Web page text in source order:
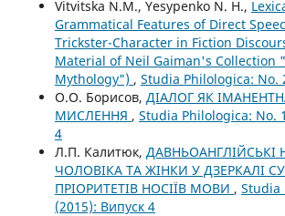
Vitvitska N.M., Yesypenko N. H.,
Grammatical Features of Direct
Trickster-Character in Fiction
Material of Neil Gaiman's Collection
Mythology") , Studia Philologica: No.
О.О. Борисов, ДІАЛОГ ЯК
МИСЛЕННЯ , Studia Philologica: No.
4
Л.П. Калитюк, ДАВНЬОАНГЛІЙСЬКІ
ЧОЛОВІКА ТА ЖІНКИ У ДЗЕРКАЛІ
ПРІОРИТЕТІВ НОСІЇВ МОВИ , Studia
(2015): Випуск 4